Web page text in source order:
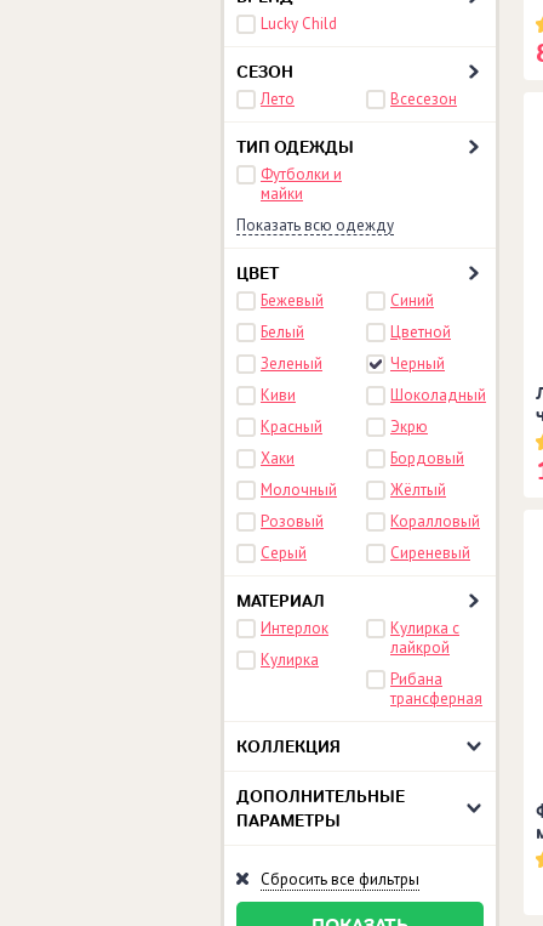
Lucky Child
СЕЗОН
Лето Всесезон
ТИП ОДЕЖДЫ
Футболки и
майки
Показать всю одежду
ЦВЕТ
Бежевый
Белый
Зеленый
Киви
Красный
Хаки
Молочный
Розовый
Серый
Синий
Цветной
Черный
Шоколадный
Экрю
Бордовый
Жёлтый
Коралловый
Сиреневый
МАТЕРИАЛ
Интерлок
Кулирка
Кулирка с
лайкрой
Рибана
трансферная
КОЛЛЕКЦИЯ
ДОПОЛНИТЕЛЬНЫЕ
ПАРАМЕТРЫ
Сбросить все фильтры